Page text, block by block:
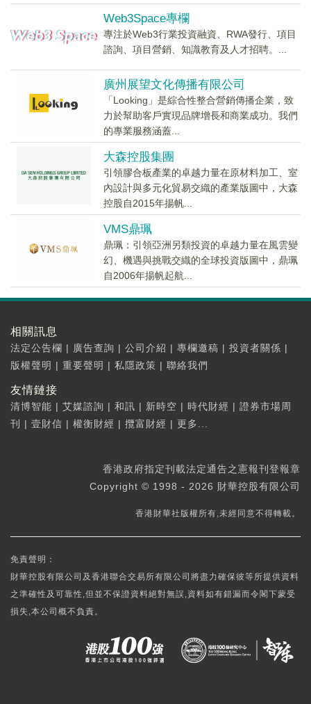
Web3Space專欄
專注於Web3行業投資融資、RWA發行、項目
諮詢、項目營銷、知識教育及人才招聘。...
廣州展望文化傳播有限公司
「Looking」是綜合性整合營銷傳播企業，致
力於幫助客戶實現品牌增長和商業成功。我們
的專業服務涵蓋...
大森控股集團
引領膠合板產業的卓越力量在原材料加工、室
內設計與多元化貿易交織的產業版圖中，大森
控股自2015年揚帆...
VMS鼎珮
鼎珮：引領亞洲另類投資的卓越力量在風雲變
幻、機遇與挑戰交織的全球投資版圖中，鼎珮
自2006年揚帆起航...
相關訊息
法定公告欄 | 廣告查詢 | 公司介紹 | 專欄邀稿 | 投資者關係 |
版權聲明 | 重要聲明 | 私隱政策 | 聯絡我們
友情鏈接
清博智能 | 艾媒諮詢 | 和訊 | 新時空 | 時代財經 | 證券市場周
刊
| 壹財信 | 權衡財經 | 攬富財經 | 更多...
香港政府指定刊載法定通告之憲報刊登報章
Copyright © 1998 - 2026 財華控股有限公司
香港財華社版權所有,未經同意不得轉載。
免責聲明：
財華控股有限公司及香港聯合交易所有限公司將盡力確保彼等所提供資料
之準確性及可靠性,但並不保證資料絕對無誤,資料如有錯漏而令閣下蒙受
損失,本公司概不負責。